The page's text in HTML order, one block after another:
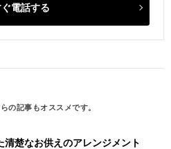
電話する
の記事もオススメです。
清楚なお供えのアレンジメント